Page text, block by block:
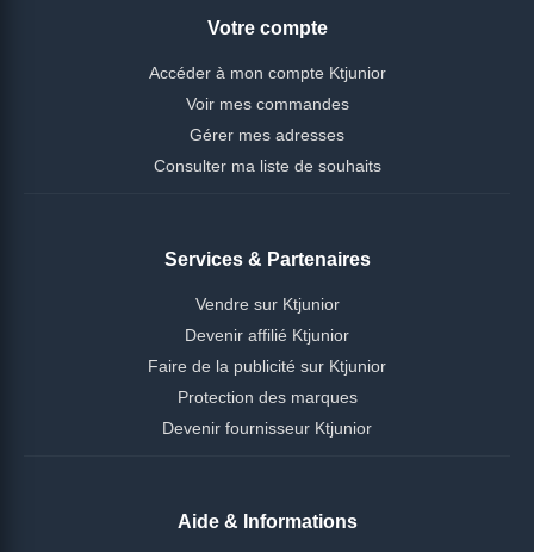
Votre compte
Accéder à mon compte Ktjunior
Voir mes commandes
Gérer mes adresses
Consulter ma liste de souhaits
Services & Partenaires
Vendre sur Ktjunior
Devenir affilié Ktjunior
Faire de la publicité sur Ktjunior
Protection des marques
Devenir fournisseur Ktjunior
Aide & Informations